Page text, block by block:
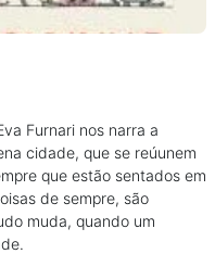
Furnari nos narra a
cidade, que se reúunem
que estão sentados em
de sempre, são
muda, quando um